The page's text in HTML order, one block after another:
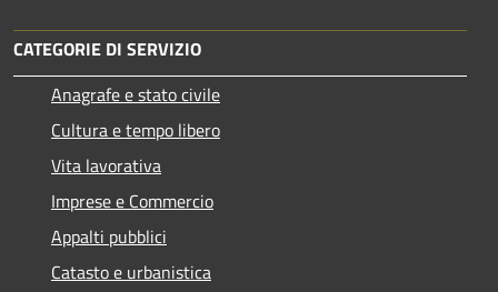
CATEGORIE DI SERVIZIO
Anagrafe e stato civile
Cultura e tempo libero
Vita lavorativa
Imprese e Commercio
Appalti pubblici
Catasto e urbanistica